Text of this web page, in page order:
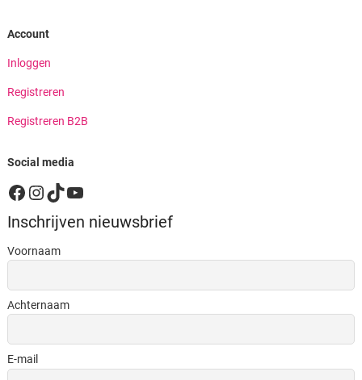
Account
Inloggen
Registreren
Registreren B2B
Social media
Facebook
Instagram
TikTok
YouTube
Inschrijven nieuwsbrief
Voornaam
Achternaam
E-mail